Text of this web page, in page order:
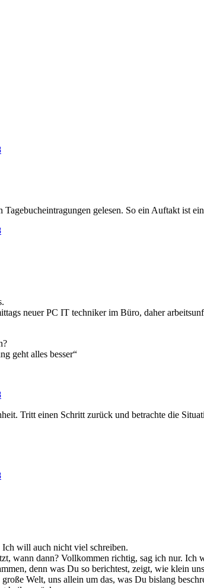
gelesen. So ein Auftakt ist
neuer PC IT techniker im Büro, daher
geht alles besser“
Tritt einen Schritt zurück und betrachte die
will auch nicht viel schreiben.
wann dann? Vollkommen richtig, sag ich nur. Ich
denn was Du so berichtest, zeigt, wie klein
Welt, uns allein um das, was Du bislang